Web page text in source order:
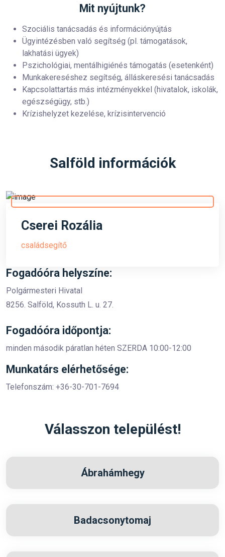
Mit nyújtunk?
Szociális tanácsadás és információnyújtás
Ügyintézésben való segítség (pl. támogatások,
lakhatási ügyek)
Pszichológiai, mentálhigiénés támogatás (esetenként)
Munkakereséshez segítség, álláskeresési tanácsadás
Kapcsolattartás más intézményekkel (hivatalok, iskolák,
egészségügy, stb.)
Krízishelyzet kezelése, krízisintervenció
Salföld információk
Cserei Rozália
családsegítő
Fogadóóra helyszíne:
Polgármesteri Hivatal
8256. Salföld, Kossuth L. u. 27.
Fogadóóra időpontja:
minden második páratlan héten SZERDA 10:00-12:00
Munkatárs elérhetősége:
Telefonszám: +36-30-701-7694
Válasszon települést!
Ábrahámhegy
Badacsonytomaj